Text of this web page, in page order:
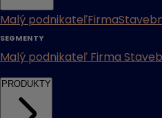
Malý podnikateľFirma
SEGMENTY
Malý podnikateľ Firma
PRODUKTY